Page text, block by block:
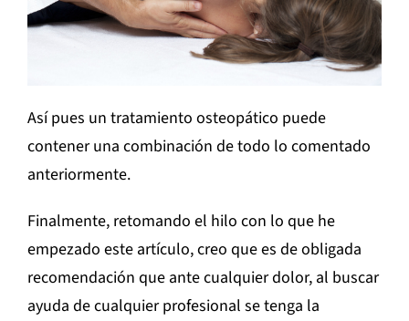
Así pues un tratamiento osteopático puede
contener una combinación de todo lo comentado
anteriormente.
Finalmente, retomando el hilo con lo que he
empezado este artículo, creo que es de obligada
recomendación que ante cualquier dolor, al buscar
ayuda de cualquier profesional se tenga la